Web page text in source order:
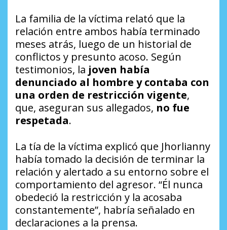
La familia de la víctima relató que la
relación entre ambos había terminado
meses atrás, luego de un historial de
conflictos y presunto acoso. Según
testimonios, la joven había
denunciado al hombre y contaba con
una orden de restricción vigente,
que, aseguran sus allegados, no fue
respetada.
La tía de la víctima explicó que Jhorlianny
había tomado la decisión de terminar la
relación y alertado a su entorno sobre el
comportamiento del agresor. “Él nunca
obedeció la restricción y la acosaba
constantemente”, habría señalado en
declaraciones a la prensa.